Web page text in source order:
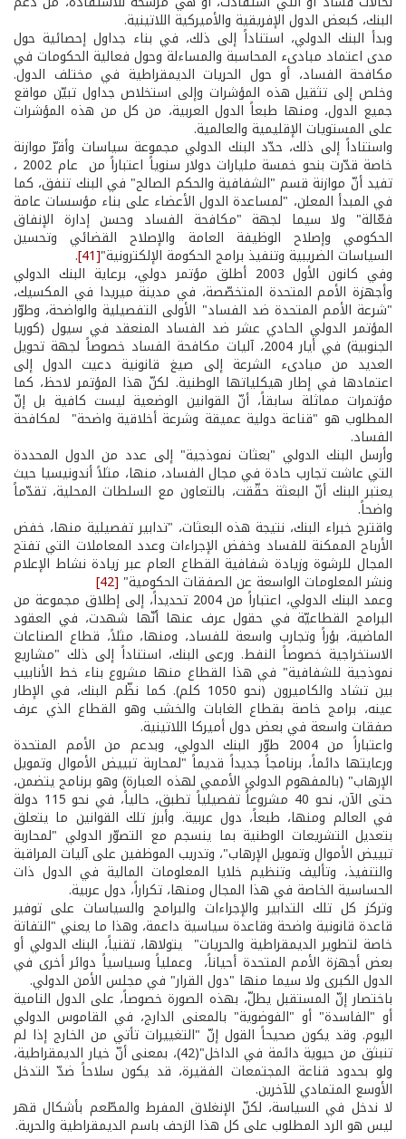
البنك، كبعض الدول الإفريقية والأميركية اللاتينية.
وبدأ البنك الدولي، استناداً إلى ذلك، في بناء جداول إحصائية حول
مدى اعتماد مبادىء المحاسبة والمساءلة وحول فعالية الحكومات في
مكافحة الفساد، أو حول الحريات الديمقراطية في مختلف الدول.
وخلص إلى تثقيل هذه المؤشرات وإلى استخلاص جداول تبيّن مواقع
جميع الدول، ومنها طبعاً الدول العربية، من كل من هذه المؤشرات
على المستويات الإقليمية والعالمية.
واستناداً إلى ذلك، حدّد البنك الدولي مجموعة سياسات وأقرّ موازنة
خاصة قدّرت بنحو خمسة مليارات دولار سنوياً اعتباراً من عام 2002 ،
تفيد أنّ موازنة قسم "الشفافية والحكم الصالح" في البنك تنفق، كما
في المبدأ المعلن، "لمساعدة الدول الأعضاء على بناء مؤسسات عامة
فعّالة" ولا سيما لجهة "مكافحة الفساد وحسن إدارة الإنفاق
الحكومي وإصلاح الوظيفة العامة والإصلاح القضائي وتحسين
السياسات الضريبية وتنفيذ برامج الحكومة الإلكترونية"[41]
.
وفي كانون الأول 2003 أطلق مؤتمر دولي، برعاية البنك الدولي
وأجهزة الأمم المتحدة المتخصّصة، في مدينة ميريدا في المكسيك،
"شرعة الأمم المتحدة ضد الفساد" الأولى التفصيلية والواضحة، وطوّر
المؤتمر الدولي الحادي عشر ضد الفساد المنعقد في سيول (كوريا
الجنوبية) في أيار 2004، آليات مكافحة الفساد خصوصاً لجهة تحويل
العديد من مبادىء الشرعة إلى صيغ قانونية دعيت الدول إلى
اعتمادها في إطار هيكلياتها الوطنية. لكنّ هذا المؤتمر لاحظ، كما
مؤتمرات مماثلة سابقاً، أنّ القوانين الوضعية ليست كافية بل إنّ
المطلوب هو "قناعة دولية عميقة وشرعة أخلاقية واضحة" لمكافحة
الفساد.
وأرسل البنك الدولي "بعثات نموذجية" إلى عدد من الدول المحددة
التي عاشت تجارب حادة في مجال الفساد، منها، مثلاً أندونيسيا حيث
يعتبر البنك أنّ البعثة حقّقت، بالتعاون مع السلطات المحلية، تقدّماً
واضحاً.
واقترح خبراء البنك، نتيجة هذه البعثات، "تدابير تفصيلية منها، خفض
الأرباح الممكنة للفساد وخفض الإجراءات وعدد المعاملات التي تفتح
المجال للرشوة وزيادة شفافية القطاع العام عبر زيادة نشاط الإعلام
ونشر المعلومات الواسعة عن الصفقات الحكومية" [42]
وعمد البنك الدولي، اعتباراً من 2004 تحديداً، إلى إطلاق مجموعة من
البرامج القطاعيّة في حقول عرف عنها أنّها شهدت، في العقود
الماضية، بؤراً وتجارب واسعة للفساد، ومنها، مثلاً، قطاع الصناعات
الاستخراجية خصوصاً النفط. ورعى البنك، استناداً إلى ذلك "مشاريع
نموذجية للشفافية" في هذا القطاع منها مشروع بناء خط الأنابيب
بين تشاد والكاميرون (نحو 1050 كلم). كما نظّم البنك، في الإطار
عينه، برامج خاصة بقطاع الغابات والخشب وهو القطاع الذي عرف
صفقات واسعة في بعض دول أميركا اللاتينية.
واعتباراً من 2004 طوّر البنك الدولي، وبدعم من الأمم المتحدة
ورعايتها دائماً، برنامجاً جديداً قديماً "لمحاربة تبييض الأموال وتمويل
الإرهاب" (بالمفهوم الدولي الأممي لهذه العبارة) وهو برنامج يتضمن،
حتى الآن، نحو 40 مشروعاً تفصيلياً تطبق، حالياً، في نحو 115 دولة
في العالم ومنها، طبعاً، دول عربية. وأبرز تلك القوانين ما يتعلق
بتعديل التشريعات الوطنية بما ينسجم مع التصوّر الدولي "لمحاربة
تبييض الأموال وتمويل الإرهاب"، وتدريب الموظفين على آليات المراقبة
والتنفيذ، وتأليف وتنظيم خلايا المعلومات المالية في الدول ذات
الحساسية الخاصة في هذا المجال ومنها، تكراراً، دول عربية.
وتركز كل تلك التدابير والإجراءات والبرامج والسياسات على توفير
قاعدة قانونية واضحة وقاعدة سياسية داعمة، وهذا ما يعني "التفاتة
خاصة لتطوير الديمقراطية والحريات" يتولاها، تقنياً، البنك الدولي أو
بعض أجهزة الأمم المتحدة أحياناً، وعملياً وسياسياً دوائر أخرى في
الدول الكبرى ولا سيما منها "دول القرار" في مجلس الأمن الدولي.
باختصار إنّ المستقبل يطلّ، بهذه الصورة خصوصاً، على الدول النامية
أو "الفاسدة" أو "الفوضوية" بالمعنى الدارج، في القاموس الدولي
اليوم. وقد يكون صحيحاً القول إنّ "التغييرات تأتي من الخارج إذا لم
تنبثق من حيوية دائمة في الداخل"(42)، بمعنى أنّ خيار الديمقراطية،
ولو بحدود قناعة المجتمعات الفقيرة، قد يكون سلاحاً ضدّ التدخل
الأوسع المتمادي للآخرين.
لا ندخل في السياسة، لكنّ الإنغلاق المفرط والمطّعم بأشكال قهر
ليس هو الرد المطلوب على كل هذا الزحف باسم الديمقراطية والحرية.